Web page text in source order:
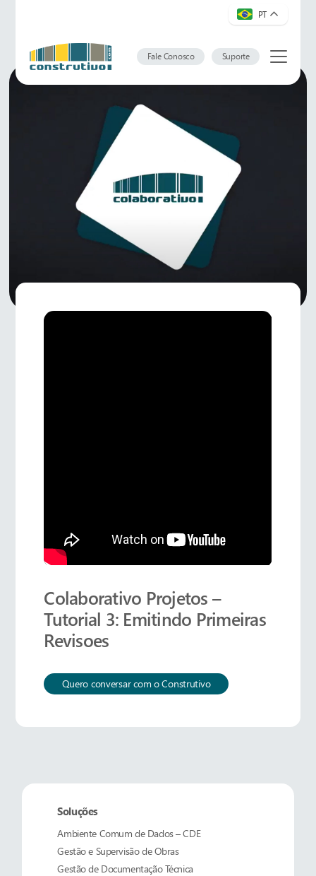
PT
Fale Conosco Suporte
Colaborativo Projetos –
Tutorial 3: Emitindo Primeiras
Revisoes
Quero conversar com o Construtivo
Soluções
Ambiente Comum de Dados – CDE
Gestão e Supervisão de Obras
Gestão de Documentação Técnica